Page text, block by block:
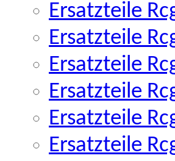
Ersatzteile
Ersatzteile
Ersatzteile
Ersatzteile
Ersatzteile
Ersatzteile